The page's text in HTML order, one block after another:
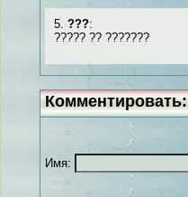
5. ???:
????? ?? ???????
Комментировать:
Имя: